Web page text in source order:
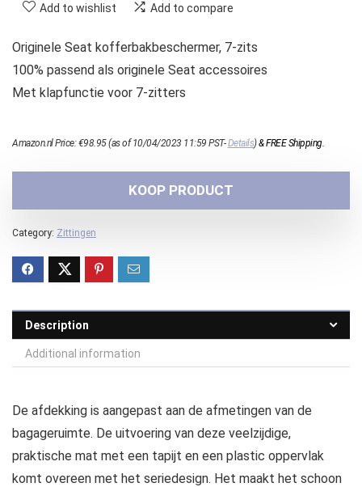
Add to wishlist Add to compare
Originele Seat kofferbakbeschermer, 7-zits
100% passend als originele Seat accessoires
Met klapfunctie voor 7-zitters
Amazon.nl Price:€98.95(as of 10/04/2023 11:59 PST-Details)&FREE Shipping.
KOOP PRODUCT
Category: Zittingen
Description
Additional information
De afdekking is aangepast aan de afmetingen van de
bagageruimte. De uitvoering van deze veelzijdige,
praktische mat met een tapijt en een plastic oppervlak
komt overeen met het seriedesign. Het maakt het schoon